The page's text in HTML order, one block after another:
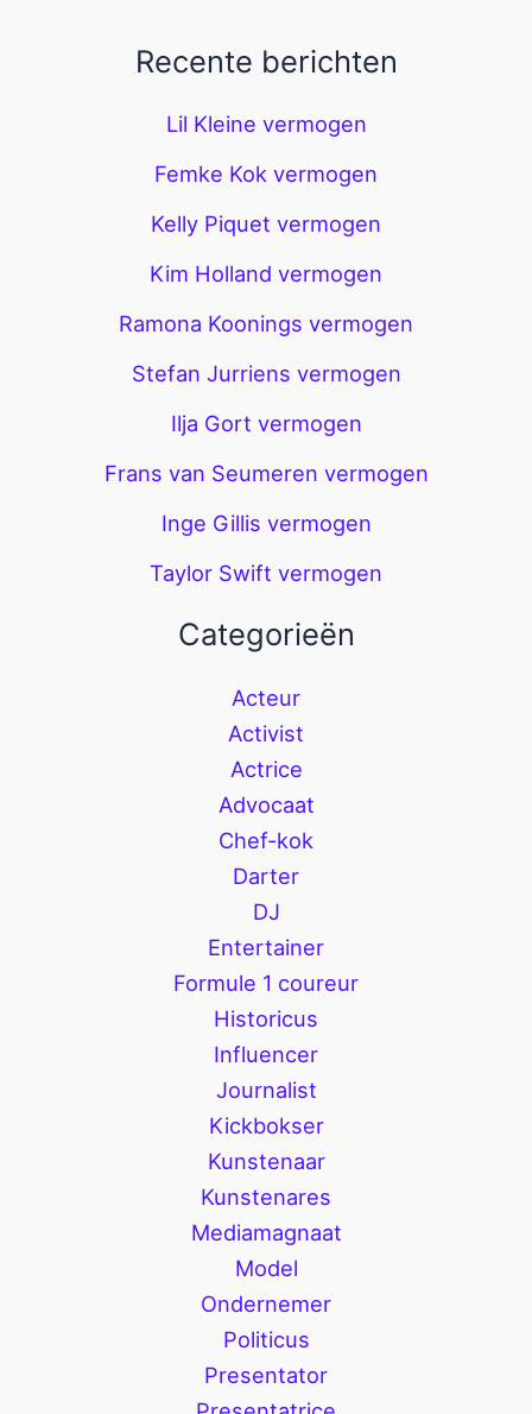
Recente berichten
Lil Kleine vermogen
Femke Kok vermogen
Kelly Piquet vermogen
Kim Holland vermogen
Ramona Koonings vermogen
Stefan Jurriens vermogen
Ilja Gort vermogen
Frans van Seumeren vermogen
Inge Gillis vermogen
Taylor Swift vermogen
Categorieën
Acteur
Activist
Actrice
Advocaat
Chef-kok
Darter
DJ
Entertainer
Formule 1 coureur
Historicus
Influencer
Journalist
Kickbokser
Kunstenaar
Kunstenares
Mediamagnaat
Model
Ondernemer
Politicus
Presentator